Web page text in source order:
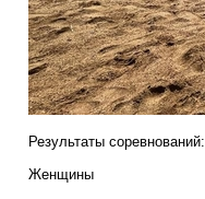
Результаты соревнований:
Женщины